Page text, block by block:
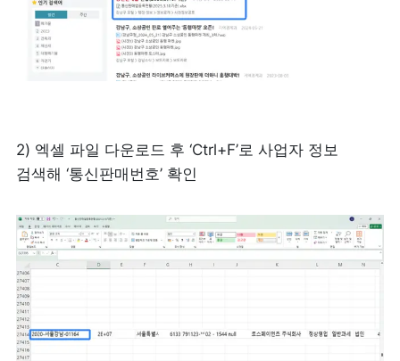
2) 엑셀 파일 다운로드 후 ‘Ctrl+F’로 사업자 정보
검색해 ‘통신판매번호’ 확인